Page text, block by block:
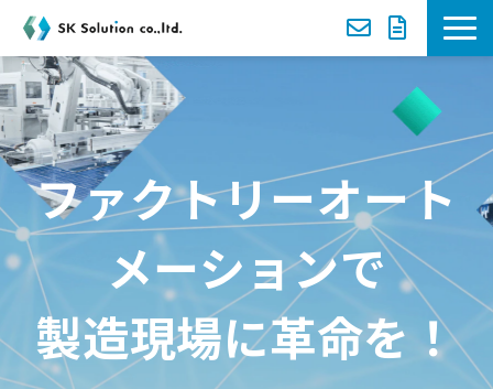
新着案内
選ばれる理由
サービス一覧
導入事例
セミナー
ファクトリーオート
メーションで
製造現場に革命を！